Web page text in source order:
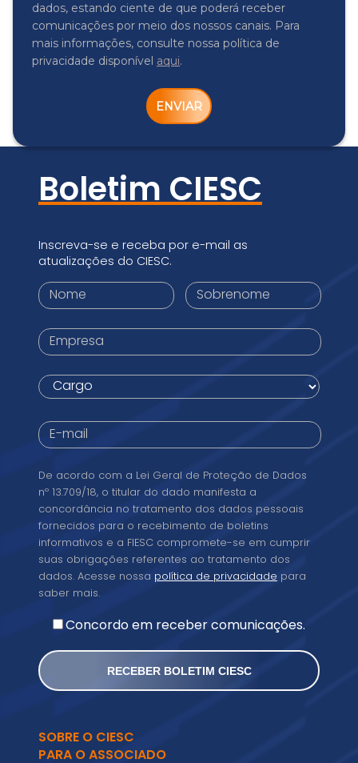
dados, estando ciente de que poderá receber
comunicações por meio dos nossos canais. Para
mais informações, consulte nossa política de
privacidade disponível aqui.
ENVIAR
Boletim CIESC
Inscreva-se e receba por e-mail as
atualizações do CIESC.
Primeiro
nome
*
Sobrenome
Empresa
Cargo
E-
mail
*
Conformidade
legal
De acordo com a Lei Geral de Proteção de Dados
nº 13.709/18, o titular do dado manifesta a
concordância no tratamento dos dados pessoais
fornecidos para o recebimento de boletins
informativos e a FIESC compromete-se em cumprir
suas obrigações referentes ao tratamento dos
dados. Acesse nossa política de privacidade para
saber mais.
Concordo em receber comunicações.
SOBRE O CIESC
PARA O ASSOCIADO